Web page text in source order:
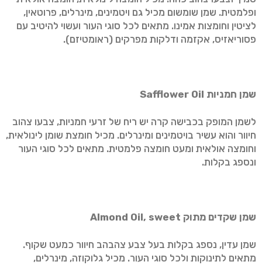
ופלמטית. שמן שומשום מכיל גם ויטמינים, מינרלים, פרוטאין,
לציטין וחומצות אמינו. מתאים לכל סוגי העור ועשוי להיטיב עם
פסוריאזיס, אקזמה ודלקות מפרקים (ראומטיזם).
שמן חמניות Safflower Oil
לשמן המופק בכבישה קרה יש ריח של זרעי חמניות, צבעו צהוב
חיוור והוא עשיר בויטמינים ומינרלים. מכיל חומצת שומן לינולאית,
וחומצה אולאית ומעט חומצה פלמטית. מתאים לכל סוגי העור
ונספג בקלות.
שמן שקדים מתוק Almond Oil, sweet
שמן עדין, נספג בקלות בעל צבע צהבהב חיוור כמעט שקוף.
מתאים לתינוקות ולכל סוגי העור. מכיל גלוקוזה, מינרלים,